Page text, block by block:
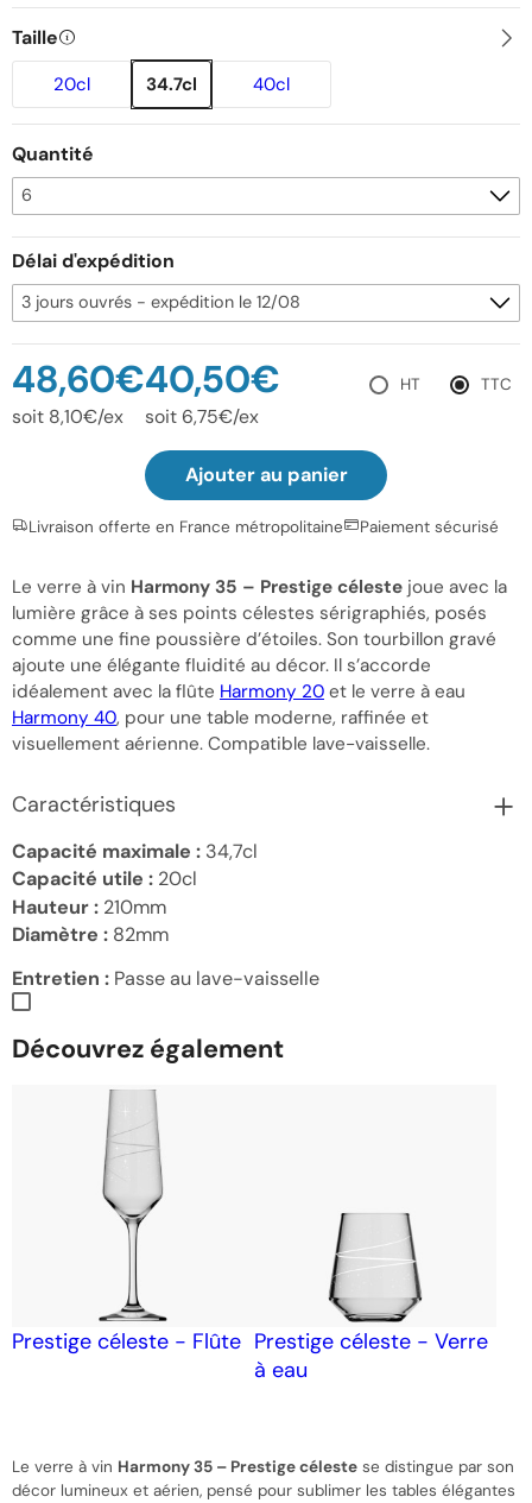
Taille
20cl 34.7cl 40cl
Quantité
Délai d'expédition
HT TTC
48,60€
soit 8,10€/ex
40,50€
soit 6,75€/ex
Ajouter au panier
Livraison offerte en France métropolitaine Paiement sécurisé
Le verre à vin Harmony 35 – Prestige céleste joue avec la
lumière grâce à ses points célestes sérigraphiés, posés
comme une fine poussière d’étoiles. Son tourbillon gravé
ajoute une élégante fluidité au décor. Il s’accorde
idéalement avec la flûte Harmony 20 et le verre à eau
Harmony 40, pour une table moderne, raffinée et
visuellement aérienne. Compatible lave-vaisselle.
Caractéristiques
Capacité maximale : 34,7cl
Capacité utile : 20cl
Hauteur : 210mm
Diamètre : 82mm
Entretien : Passe au lave-vaisselle
Découvrez également
Prestige céleste - Flûte Prestige céleste - Verre
à eau
Le verre à vin Harmony 35 – Prestige céleste se distingue par son
décor lumineux et aérien, pensé pour sublimer les tables élégantes